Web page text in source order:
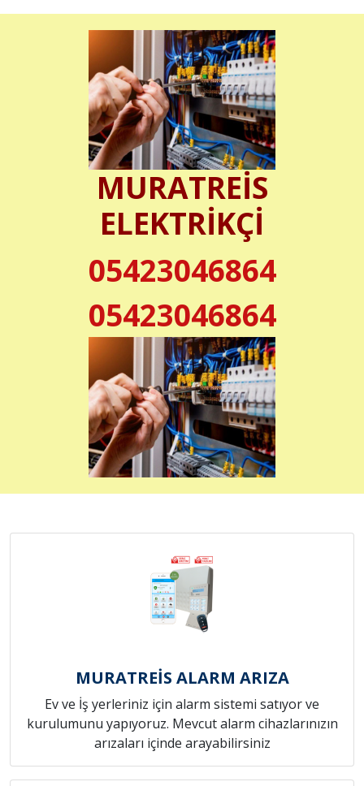
MURATREİS
ELEKTRİKÇİ
05423046864
05423046864
MURATREİS ALARM ARIZA
Ev ve İş yerleriniz için alarm sistemi satıyor ve
kurulumunu yapıyoruz. Mevcut alarm cihazlarınızın
arızaları içinde arayabilirsiniz